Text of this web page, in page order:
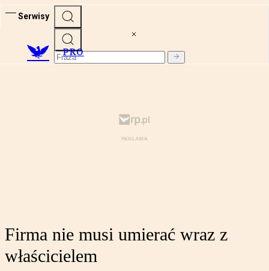
Serwisy
PRO
Firma nie musi umierać wraz z
właścicielem